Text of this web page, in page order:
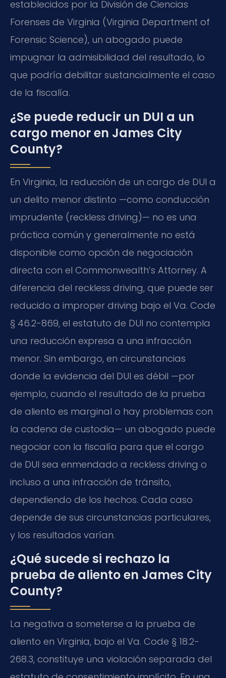
establecidos por la División de Ciencias
Forenses de Virginia (Virginia Department of
Forensic Science), un abogado puede
impugnar la admisibilidad del resultado, lo
que podría debilitar sustancialmente el caso
de la fiscalía.
¿Se puede reducir un DUI a un
cargo menor en James City
County?
En Virginia, la reducción de un cargo de DUI a
un delito menor distinto —como conducción
imprudente (reckless driving)— no es una
práctica común y generalmente no está
disponible como opción de negociación
directa con el Commonwealth’s Attorney. A
diferencia del reckless driving, que puede ser
reducido a improper driving bajo el Va. Code
§ 46.2-869, el estatuto de DUI no contempla
una reducción expresa a una infracción
menor. Sin embargo, en circunstancias
donde la evidencia del DUI es débil —por
ejemplo, cuando el resultado de la prueba
de aliento es marginal o hay problemas con
la cadena de custodia— un abogado puede
negociar con la fiscalía para que el cargo
de DUI sea enmendado a reckless driving o
incluso a una infracción de tránsito,
dependiendo de los hechos. Cada caso
depende de sus circunstancias particulares,
y los resultados varían.
¿Qué sucede si rechazo la
prueba de aliento en James City
County?
La negativa a someterse a la prueba de
aliento en Virginia, bajo el Va. Code § 18.2-
268.3, constituye una violación separada del